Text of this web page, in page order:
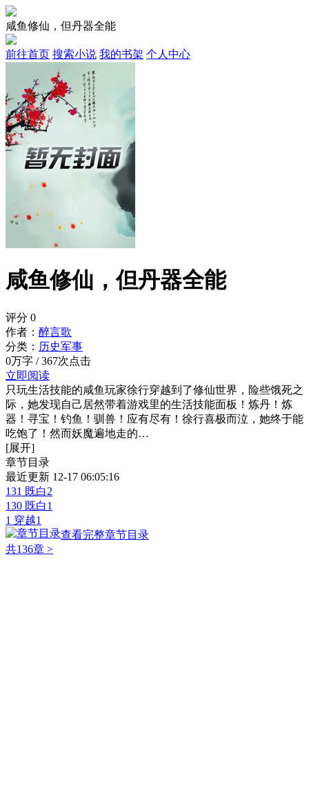
咸鱼修仙，但丹器全能
前往首页 搜索小说 我的书架 个人中心
咸鱼修仙，但丹器全能
评分 0
作者： 醉言歌
分类： 历史军事
0万字 / 367次点击
立即阅读
只玩生活技能的咸鱼玩家徐行穿越到了修仙世界，险些饿死之
际，她发现自己居然带着游戏里的生活技能面板！炼丹！炼
器！寻宝！钓鱼！驯兽！应有尽有！徐行喜极而泣，她终于能
吃饱了！然而妖魔遍地走的…
[展开]
章节目录
最近更新 12-17 06:05:16
131 既白2
130 既白1
1 穿越1
查看完整章节目录
共136章 >